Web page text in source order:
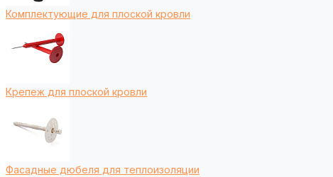
Комплектующие для плоской кровли
Крепеж для плоской кровли
Фасадные дюбеля для теплоизоляции